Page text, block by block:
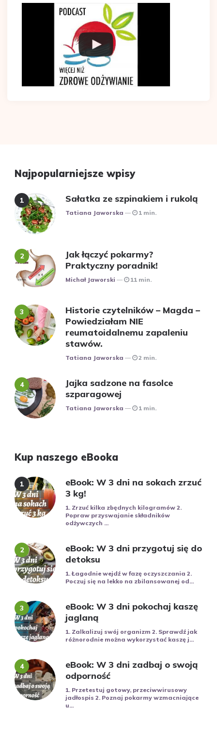
Najpopularniejsze wpisy
Sałatka ze szpinakiem i rukolą
Posted
Tatiana Jaworska 1 min.
Jak łączyć pokarmy?
Praktyczny poradnik!
Posted
Michał Jaworski 11 min.
Historie czytelników – Magda –
Powiedziałam NIE
reumatoidalnemu zapaleniu
stawów.
Posted
Tatiana Jaworska 2 min.
Jajka sadzone na fasolce
szparagowej
Posted
Tatiana Jaworska 1 min.
Kup naszego eBooka
eBook: W 3 dni na sokach zrzuć
3 kg!
1. Zrzuć kilka zbędnych kilogramów 2.
Popraw przyswajanie składników
odżywczych ...
eBook: W 3 dni przygotuj się do
detoksu
1. Łagodnie wejdź w fazę oczyszczania 2.
Poczuj się na lekko na zbilansowanej od...
eBook: W 3 dni pokochaj kaszę
jaglaną
1. Zalkalizuj swój organizm 2. Sprawdź jak
różnorodnie można wykorzystać kaszę j...
eBook: W 3 dni zadbaj o swoją
odporność
1. Przetestuj gotowy, przeciwwirusowy
jadłospis 2. Poznaj pokarmy wzmacniające
u...